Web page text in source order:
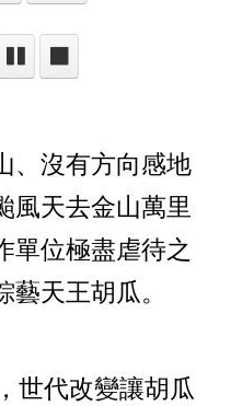
、沒有方向感地
風天去金山萬里
單位極盡虐待之
天王胡瓜。
世代改變讓胡瓜